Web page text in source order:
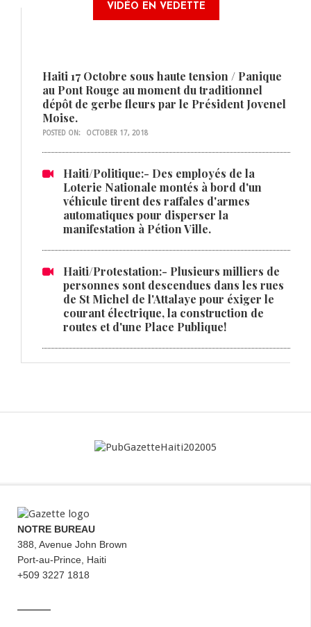
VIDÉO EN VEDETTE
Haiti 17 Octobre sous haute tension / Panique
au Pont Rouge au moment du traditionnel
dépôt de gerbe fleurs par le Président Jovenel
Moise.
POSTED ON: OCTOBER 17, 2018
Haiti/Politique:- Des employés de la
Loterie Nationale montés à bord d'un
véhicule tirent des raffales d'armes
automatiques pour disperser la
manifestation à Pétion Ville.
Haiti/Protestation:- Plusieurs milliers de
personnes sont descendues dans les rues
de St Michel de l'Attalaye pour éxiger le
courant électrique, la construction de
routes et d'une Place Publique!
NOTRE BUREAU
388, Avenue John Brown
Port-au-Prince, Haiti
+509 3227 1818